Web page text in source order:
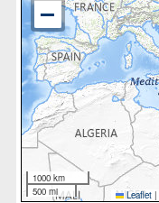
1000 km
500 mi
Leaflet |